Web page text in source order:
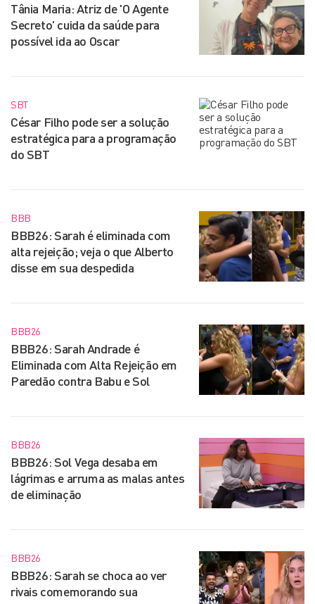
Tânia Maria: Atriz de 'O Agente
Secreto' cuida da saúde para
possível ida ao Oscar
SBT
César Filho pode ser a solução
estratégica para a programação
do SBT
BBB
BBB26: Sarah é eliminada com
alta rejeição; veja o que Alberto
disse em sua despedida
BBB26
BBB26: Sarah Andrade é
Eliminada com Alta Rejeição em
Paredão contra Babu e Sol
BBB26
BBB26: Sol Vega desaba em
lágrimas e arruma as malas antes
de eliminação
BBB26
BBB26: Sarah se choca ao ver
rivais comemorando sua